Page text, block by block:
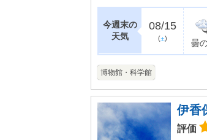
ゾー
博物
今週末の
天気
08/15
(土) 曇
博物館・科学館
伊香
評価